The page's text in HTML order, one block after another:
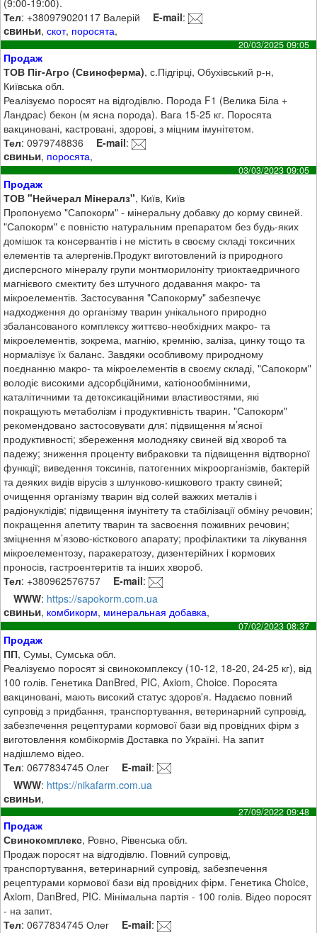
Тел: +380979020117 Валерій E-mail:
свиньи,скот, поросята,
20/03/2025 09:05
Продаж
ТОВ Піг-Агро (Свиноферма), с.Підгірці, Обухівський р-н,
Київська обл.
Реалізуємо поросят на відгодівлю. Порода F1 (Велика Біла +
Ландрас) бекон (м ясна порода). Вага 15-25 кг. Поросята
вакциновані, кастровані, здорові, з міцним імунітетом.
Тел: 0979748836 E-mail:
свиньи, поросята,
03/03/2023 09:05
Продаж
ТОВ "Нейчерал Мінералз", Київ, Київ
Пропонуємо "Сапокорм" - мінеральну добавку до корму свиней.
"Сапокорм" є повністю натуральним препаратом без будь-яких
домішок та консервантів і не містить в своєму складі токсичних
елементів та алергенів.Продукт виготовлений із природного
дисперсного мінералу групи монтморилоніту триоктаедричного
магнієвого смектиту без штучного додавання макро- та
мікроелементів. Застосування "Сапокорму" забезпечує
надходження до організму тварин унікального природно
збалансованого комплексу життєво-необхідних макро- та
мікроелементів, зокрема, магнію, кремнію, заліза, цинку тощо та
нормалізує їх баланс. Завдяки особливому природному
поєднанню макро- та мікроелементів в своєму складі, "Сапокорм"
володіє високими адсорбційними, катіонообмінними,
каталітичними та детоксикаційними властивостями, які
покращують метаболізм і продуктивність тварин. "Сапокорм"
рекомендовано застосовувати для: підвищення м’ясної
продуктивності; збереження молодняку свиней від хвороб та
падежу; зниження проценту вибраковки та підвищення відтворної
функції; виведення токсинів, патогенних мікроорганізмів, бактерій
та деяких видів вірусів з шлунково-кишкового тракту свиней;
очищення організму тварин від солей важких металів і
радіонуклідів; підвищення імунітету та стабілізації обміну речовин;
покращення апетиту тварин та засвоєння поживних речовин;
зміцнення м’язово-кісткового апарату; профілактики та лікування
мікроелементозу, паракератозу, дизентерійних i кормових
проносів, гастроентеритів та інших хвороб.
Тел: +380962576757 E-mail:
WWW: https://sapokorm.com.ua
свиньи, комбикорм, минеральная добавка,
07/02/2023 08:37
Продаж
ПП, Сумы, Сумська обл.
Реалізуємо поросят зі свинокомплексу (10-12, 18-20, 24-25 кг), від
100 голів. Генетика DanBred, PIC, Axiom, Choice. Поросята
вакциновані, мають високий статус здоров'я. Надаємо повний
супровід з придбання, транспортування, ветеринарний супровід,
забезпечення рецептурами кормової бази від провідних фірм з
виготовлення комбікормів Доставка по Україні. На запит
надішлемо відео.
Тел: 0677834745 Олег E-mail:
WWW: https://nikafarm.com.ua
свиньи,
27/09/2022 09:48
Продаж
Свинокомплекс, Ровно, Рівенська обл.
Продаж поросят на відгодівлю. Повний супровід,
транспортування, ветеринарний супровід, забезпечення
рецептурами кормової бази від провідних фірм. Генетика Choice,
Axiom, DanBred, PIC. Мінімальна партія - 100 голів. Відео поросят
- на запит.
Тел: 0677834745 Олег E-mail: